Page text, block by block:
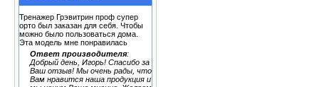
Тренажер Грэвитрин проф супер
орто был заказан для себя. Чтобы
можно было пользоваться дома.
Эта модель мне понравилась
Ответ производителя:
Добрый день, Игорь! Спасибо за
Ваш отзыв! Мы очень рады, что
Вам нравится наша продукция и